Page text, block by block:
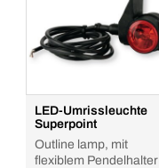
LED-Umrissleuchte
Superpoint
Outline lamp, mit
flexiblem Pendelhalter